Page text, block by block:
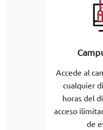
Accede al
cualquier
horas del
acceso
de